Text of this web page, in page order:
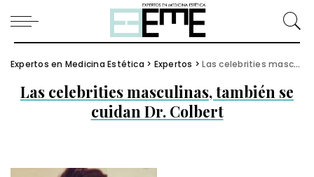
Expertos en Medicina Estética > Expertos >Las celebrities masculinas, también se cuidan Dr. Colbert
Las celebrities masculinas, también se
cuidan Dr. Colbert